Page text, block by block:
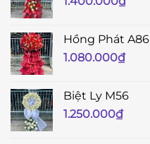
Hồng Phát A86
1.080.000₫
Biệt Ly M56
1.250.000₫